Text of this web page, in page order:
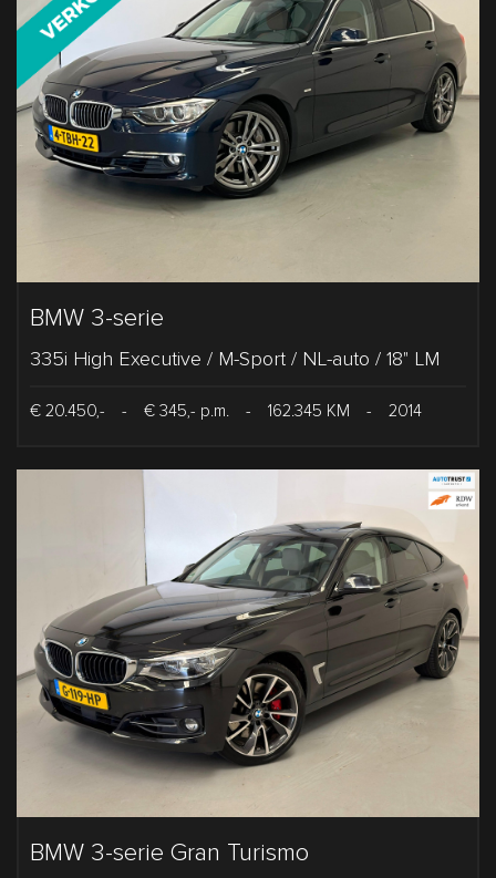
BMW 3-serie
335i High Executive / M-Sport / NL-auto / 18" LM
€ 20.450,- - € 345,- p.m. - 162.345 KM - 2014
BMW 3-serie Gran Turismo